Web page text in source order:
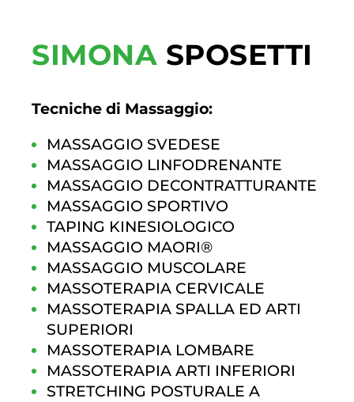
SIMONA SPOSETTI
Tecniche di Massaggio:
MASSAGGIO SVEDESE
MASSAGGIO LINFODRENANTE
MASSAGGIO DECONTRATTURANTE
MASSAGGIO SPORTIVO
TAPING KINESIOLOGICO
MASSAGGIO MAORI®
MASSAGGIO MUSCOLARE
MASSOTERAPIA CERVICALE
MASSOTERAPIA SPALLA ED ARTI
SUPERIORI
MASSOTERAPIA LOMBARE
MASSOTERAPIA ARTI INFERIORI
STRETCHING POSTURALE A